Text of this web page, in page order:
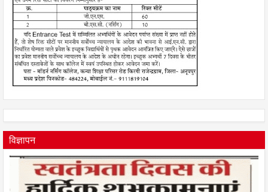
विज्ञापन